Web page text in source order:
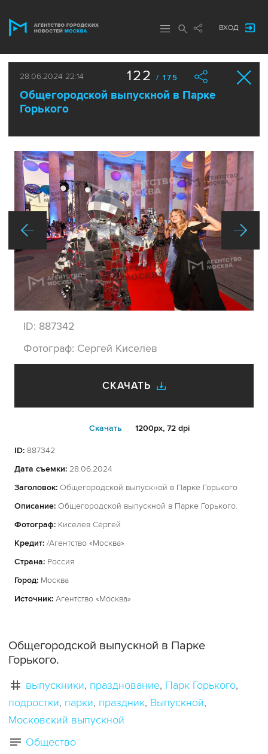
ВХОД
28.06.2024 22:14
Общегородской выпускной в Парке
Горького
122 / 175
ID: 887342
Фотограф: Сергей Киселев
СКАЧАТЬ
Cкачать 1200px, 72 dpi
ID: 887342
Дата съемки: 28.06.2024
Заголовок: Общегородской выпускной в Парке Горького
Описание: Общегородской выпускной в Парке Горького.
Фотограф: Киселев Сергей
Кредит: /Агентство «Москва»
Страна: Россия
Город: Москва
Источник: Агентство «Москва»
Общегородской выпускной в Парке
Горького.
выпускники празднование Парк Горького
подростки парки праздник Выпускной
Московский выпускной
Общество